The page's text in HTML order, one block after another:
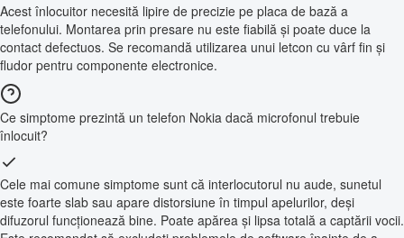
Acest înlocuitor necesită lipire de precizie pe placa de bază a
telefonului. Montarea prin presare nu este fiabilă și poate duce la
contact defectuos. Se recomandă utilizarea unui letcon cu vârf fin și
fludor pentru componente electronice.
Ce simptome prezintă un telefon Nokia dacă microfonul trebuie
înlocuit?
Cele mai comune simptome sunt că interlocutorul nu aude, sunetul
este foarte slab sau apare distorsiune în timpul apelurilor, deși
difuzorul funcționează bine. Poate apărea și lipsa totală a captării vocii.